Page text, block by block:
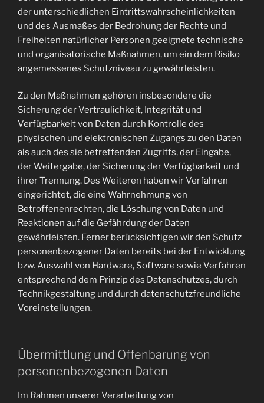
der unterschiedlichen Eintrittswahrscheinlichkeiten
und des Ausmaßes der Bedrohung der Rechte und
Freiheiten natürlicher Personen geeignete technische
und organisatorische Maßnahmen, um ein dem Risiko
angemessenes Schutzniveau zu gewährleisten.
Zu den Maßnahmen gehören insbesondere die
Sicherung der Vertraulichkeit, Integrität und
Verfügbarkeit von Daten durch Kontrolle des
physischen und elektronischen Zugangs zu den Daten
als auch des sie betreffenden Zugriffs, der Eingabe,
der Weitergabe, der Sicherung der Verfügbarkeit und
ihrer Trennung. Des Weiteren haben wir Verfahren
eingerichtet, die eine Wahrnehmung von
Betroffenenrechten, die Löschung von Daten und
Reaktionen auf die Gefährdung der Daten
gewährleisten. Ferner berücksichtigen wir den Schutz
personenbezogener Daten bereits bei der Entwicklung
bzw. Auswahl von Hardware, Software sowie Verfahren
entsprechend dem Prinzip des Datenschutzes, durch
Technikgestaltung und durch datenschutzfreundliche
Voreinstellungen.
Übermittlung und Offenbarung von
personenbezogenen Daten
Im Rahmen unserer Verarbeitung von